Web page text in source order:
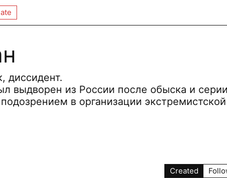
диссидент.
выдворен из России после обыска и серии
в организации экстремистской
Created